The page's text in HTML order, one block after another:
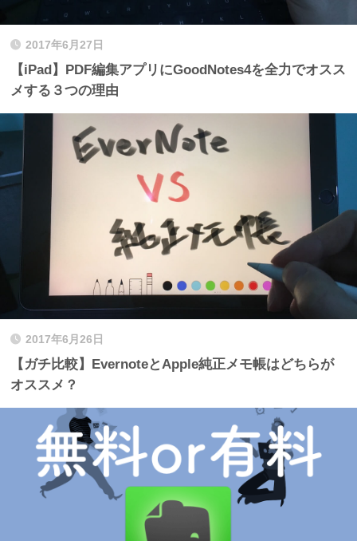
2017年6月27日
【iPad】PDF編集アプリにGoodNotes4を全力でオスス
メする３つの理由
2017年6月26日
【ガチ比較】EvernoteとApple純正メモ帳はどちらが
オススメ？